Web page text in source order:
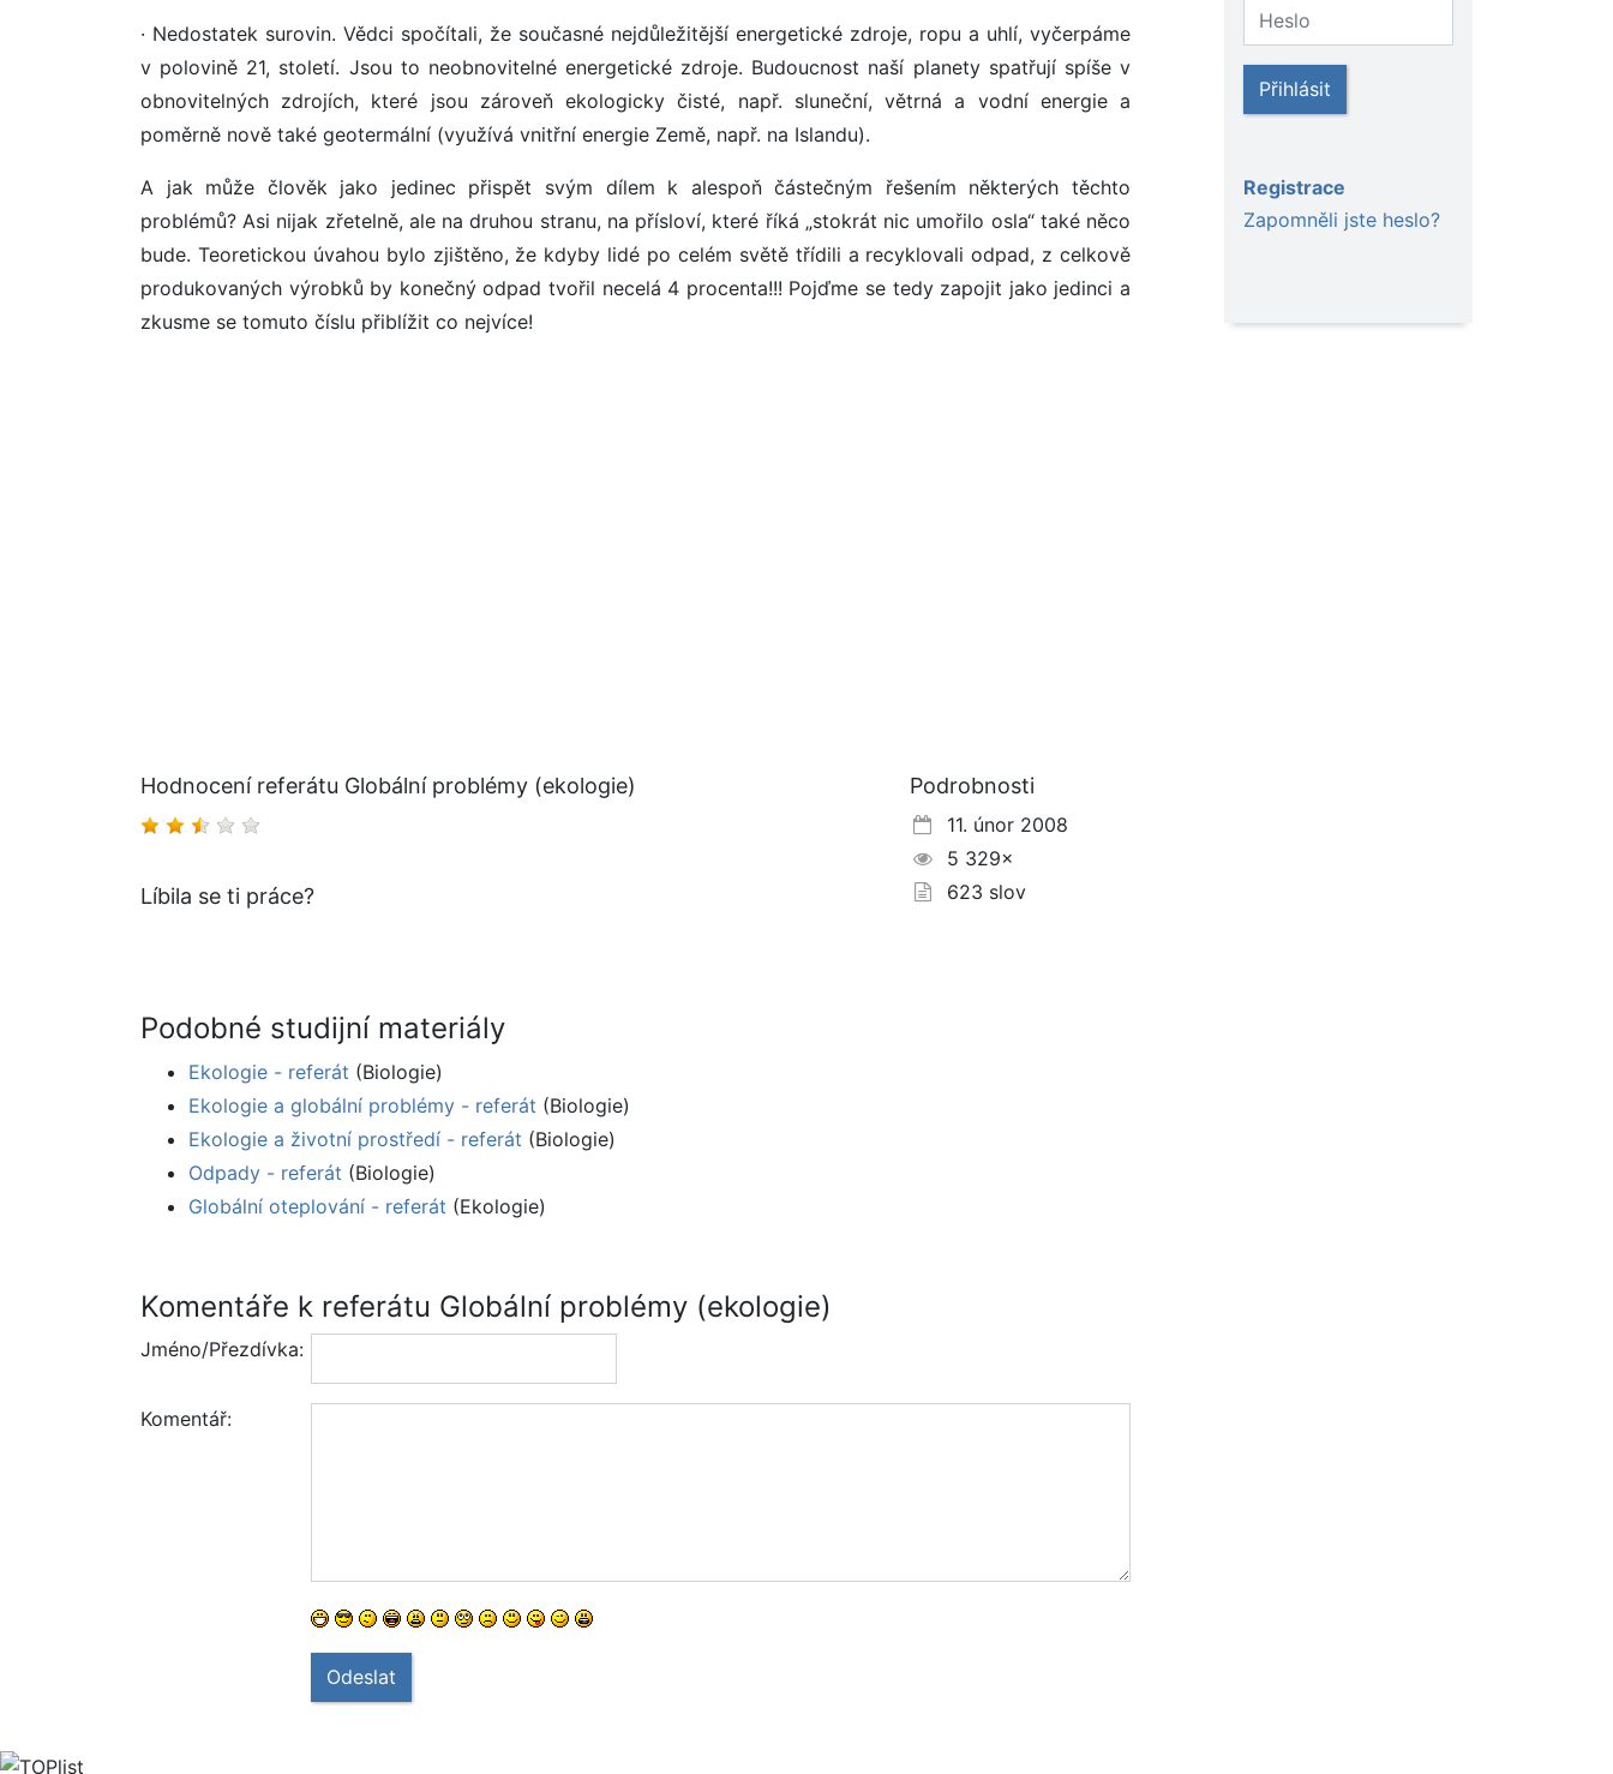
· Nedostatek surovin. Vědci spočítali, že současné nejdůležitější energetické zdroje, ropu a uhlí, vyčerpáme
v polovině 21, století. Jsou to neobnovitelné energetické zdroje. Budoucnost naší planety spatřují spíše v
obnovitelných zdrojích, které jsou zároveň ekologicky čisté, např. sluneční, větrná a vodní energie a
poměrně nově také geotermální (využívá vnitřní energie Země, např. na Islandu).
A jak může člověk jako jedinec přispět svým dílem k alespoň částečným řešením některých těchto
problémů? Asi nijak zřetelně, ale na druhou stranu, na přísloví, které říká „stokrát nic umořilo osla“ také něco
bude. Teoretickou úvahou bylo zjištěno, že kdyby lidé po celém světě třídili a recyklovali odpad, z celkově
produkovaných výrobků by konečný odpad tvořil necelá 4 procenta!!! Pojďme se tedy zapojit jako jedinci a
zkusme se tomuto číslu přiblížit co nejvíce!
Hodnocení referátu Globální problémy (ekologie)
Líbila se ti práce?
Podrobnosti
11. únor 2008
5 329×
623 slov
Podobné studijní materiály
Ekologie - referát (Biologie)
Ekologie a globální problémy - referát (Biologie)
Ekologie a životní prostředí - referát (Biologie)
Odpady - referát (Biologie)
Globální oteplování - referát (Ekologie)
Komentáře k referátu Globální problémy (ekologie)
Jméno/Přezdívka:
Komentář:
Odeslat
Přihlásit
Registrace
Zapomněli jste heslo?